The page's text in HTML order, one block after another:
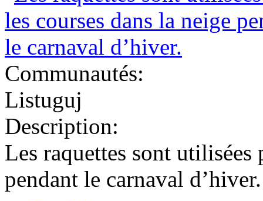
Communautés:
Listuguj
Description:
Les raquettes sont utilisées
pendant le carnaval d’hiver.